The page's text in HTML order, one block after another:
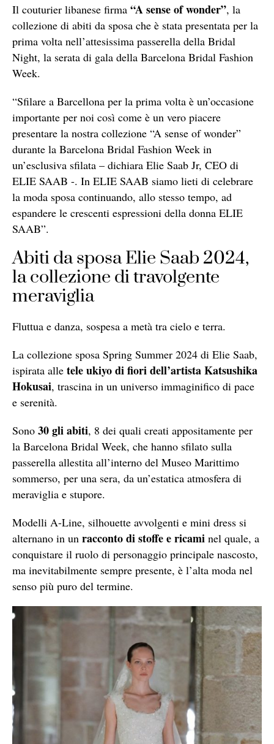
Il couturier libanese firma “A sense of wonder”, la
collezione di abiti da sposa che è stata presentata per la
prima volta nell’attesissima passerella della Bridal
Night, la serata di gala della Barcelona Bridal Fashion
Week.
“Sfilare a Barcellona per la prima volta è un’occasione
importante per noi così come è un vero piacere
presentare la nostra collezione “A sense of wonder”
durante la Barcelona Bridal Fashion Week in
un’esclusiva sfilata – dichiara Elie Saab Jr, CEO di
ELIE SAAB -. In ELIE SAAB siamo lieti di celebrare
la moda sposa continuando, allo stesso tempo, ad
espandere le crescenti espressioni della donna ELIE
SAAB”.
Abiti da sposa Elie Saab 2024,
la collezione di travolgente
meraviglia
Fluttua e danza, sospesa a metà tra cielo e terra.
La collezione sposa Spring Summer 2024 di Elie Saab,
ispirata alle tele ukiyo di fiori dell’artista Katsushika
Hokusai, trascina in un universo immaginifico di pace
e serenità.
Sono 30 gli abiti, 8 dei quali creati appositamente per
la Barcelona Bridal Week, che hanno sfilato sulla
passerella allestita all’interno del Museo Marittimo
sommerso, per una sera, da un’estatica atmosfera di
meraviglia e stupore.
Modelli A-Line, silhouette avvolgenti e mini dress si
alternano in un racconto di stoffe e ricami nel quale, a
conquistare il ruolo di personaggio principale nascosto,
ma inevitabilmente sempre presente, è l’alta moda nel
senso più puro del termine.